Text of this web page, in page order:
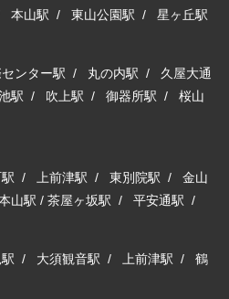
本山駅 /東山公園駅 /星ヶ丘駅
センター駅 / 丸の内駅 / 久屋大通
駅 / 吹上駅 /御器所駅 /桜山
/ 上前津駅 /東別院駅 /金山
山駅 /茶屋ヶ坂駅 /平安通駅 /
/ 大須観音駅 / 上前津駅 /鶴